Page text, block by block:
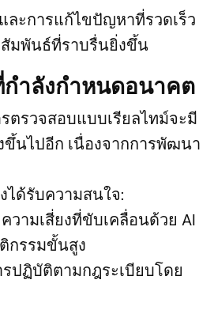
ละการแก้ไขปัญหาที่รวดเร็ว
มพันธ์ที่ราบรื่นยิ่งขึ้น
ำลังกำหนดอนาคต
ตรวจสอบแบบเรียลไทม์จะมี
นไปอีก เนื่องจากการพัฒนา
ได้รับความสนใจ:
วามเสี่ยงที่ขับเคลื่อนด้วย AI
กรรมขั้นสูง
ปฏิบัติตามกฎระเบียบโดย